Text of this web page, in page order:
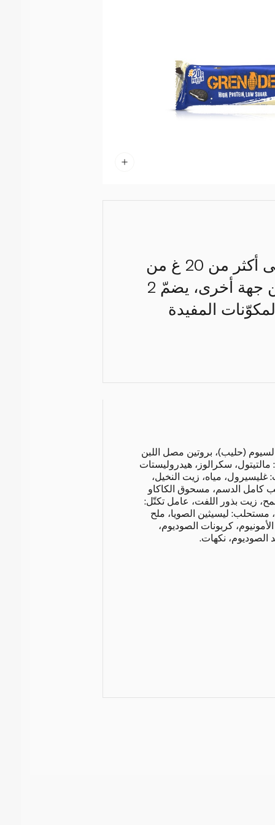
إليكم لوحاً مميّزاً يجمع الطعم اللذيذ بالمزايا المفيدة، إذ يحتوي على أكثر من 20 غ من
البروتين لتحفيز العضلات، ويتمتّع بنكهة الأوريو الحلوة والشهية. من جهة أخرى، يضمّ 2
المفيدة
(حليب)، بروتين مصل اللبن
سكرالوز، هيدروليستات
مياه، زيت النخيل،
كامل الدسم، مسحوق الكاكاو
دقيق القمح، زيت بذور اللفت، عامل تكتّل:
مستحلب: ليسيثين الصويا، ملح
كربونات الصوديوم،
نكهات.